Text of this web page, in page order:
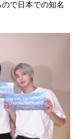
で日本での知名